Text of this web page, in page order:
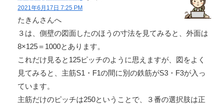
2021年6月17日 7:25 PM
たきんさんへ
３は、側壁の図面したのほうの寸法を見てみると、外面は
8×125＝1000とあります。
これだけ見ると125ピッチのように思えますが、図をよく
見てみると、主筋S1・F1の間に別の鉄筋がS3・F3が入っ
ています。
主筋だけのピッチは250ということで、３番の選択肢は正